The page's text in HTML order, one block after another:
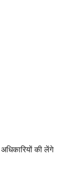
की लेंगे